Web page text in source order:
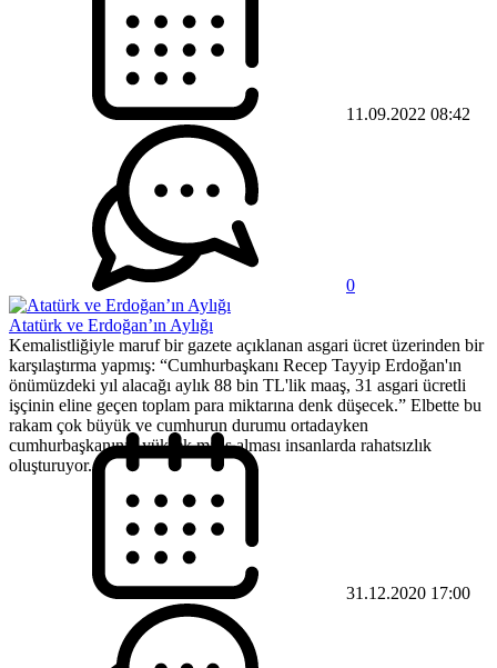
11.09.2022 08:42
0
Atatürk ve Erdoğan’ın Aylığı
Kemalistliğiyle maruf bir gazete açıklanan asgari ücret üzerinden bir
karşılaştırma yapmış: “Cumhurbaşkanı Recep Tayyip Erdoğan'ın
önümüzdeki yıl alacağı aylık 88 bin TL'lik maaş, 31 asgari ücretli
işçinin eline geçen toplam para miktarına denk düşecek.” Elbette bu
rakam çok büyük ve cumhurun durumu ortadayken
cumhurbaşkanının yüksek maaş alması insanlarda rahatsızlık
oluşturuyor....
31.12.2020 17:00